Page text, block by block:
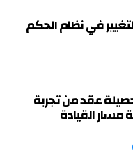
في نظام الحكم
عقد من تجربة
القيادة